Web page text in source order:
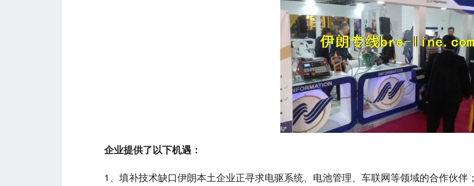
企业提供了以下机遇：
1、填补技术缺口伊朗本土企业正寻求电驱系统、电池管理、车联网等领域的合作伙伴；